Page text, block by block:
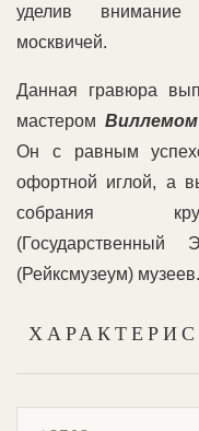
уделив
москвичей.
Данная гравюра
мастером
Он с равным
офортной иглой, а
собрания
(Рейксмузеум) музеев.